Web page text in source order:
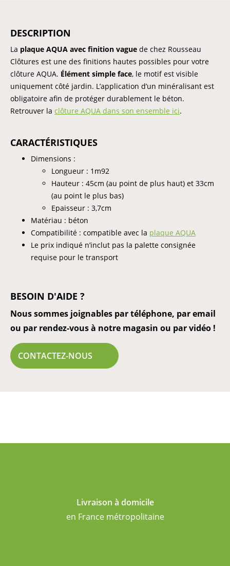
DESCRIPTION
La plaque AQUA avec finition vague de chez Rousseau
Clôtures est une des finitions hautes possibles pour votre
clôture AQUA. Élément simple face, le motif est visible
uniquement côté jardin. L’application d’un minéralisant est
obligatoire afin de protéger durablement le béton.
Retrouver la clôture AQUA dans son ensemble ici.
CARACTÉRISTIQUES
Dimensions :
Longueur : 1m92
Hauteur : 45cm (au point de plus haut) et 33cm
(au point le plus bas)
Epaisseur : 3,7cm
Matériau : béton
Compatibilité : compatible avec la plaque AQUA
Le prix indiqué n’inclut pas la palette consignée
requise pour le transport
BESOIN D'AIDE ?
Nous sommes joignables par téléphone, par email
ou par rendez-vous à notre magasin ou par vidéo !
CONTACTEZ-NOUS
Livraison à domicile
en France métropolitaine